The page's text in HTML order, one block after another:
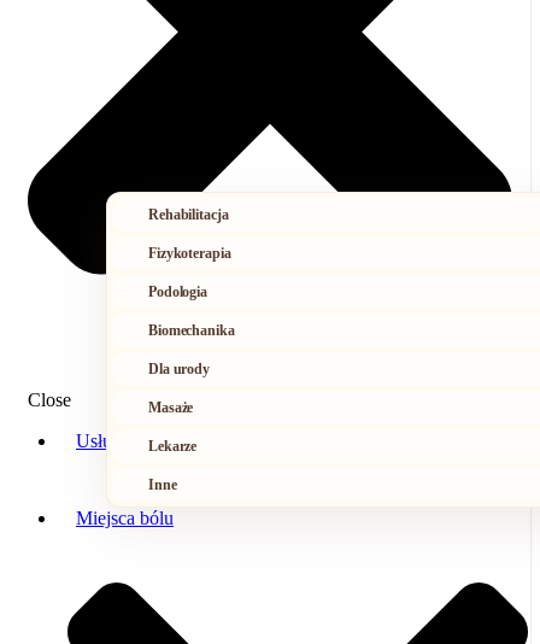
Rehabilitacja
Fizykoterapia
Podologia
Biomechanika
Dla urody
Masaże
Lekarze
Inne
Miejsca bólu
Close
Usługi